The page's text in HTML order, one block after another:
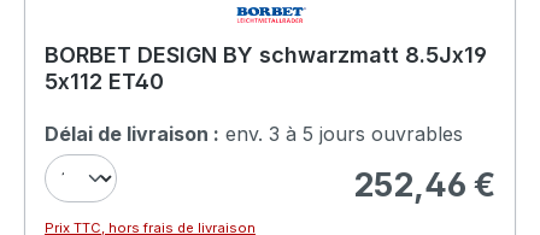
BORBET DESIGN BY schwarzmatt 8.5Jx19
5x112 ET40
Délai de livraison : env. 3 à 5 jours ouvrables
Prix régulier :
252,46 €
Prix TTC, hors frais de livraison